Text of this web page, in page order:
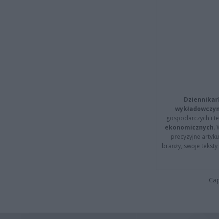
gospodarczych i
ekonomicznych.
precyzyjne
branży, swoje